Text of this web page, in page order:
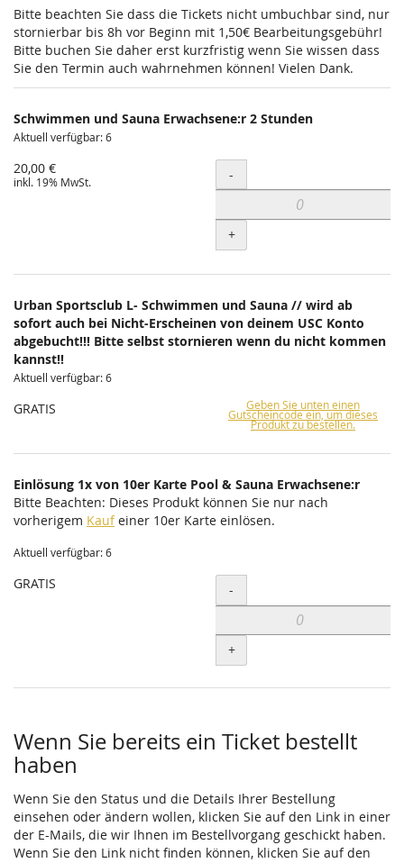
Bitte beachten Sie dass die Tickets nicht umbuchbar sind, nur
stornierbar bis 8h vor Beginn mit 1,50€ Bearbeitungsgebühr!
Bitte buchen Sie daher erst kurzfristig wenn Sie wissen dass
Sie den Termin auch wahrnehmen können! Vielen Dank.
Schwimmen und Sauna Erwachsene:r 2 Stunden
Aktuell verfügbar: 6
20,00 €
inkl. 19% MwSt. Menge
-
+
Urban Sportsclub L- Schwimmen und Sauna // wird ab
sofort auch bei Nicht-Erscheinen von deinem USC Konto
abgebucht!!! Bitte selbst stornieren wenn du nicht kommen
kannst!!
Aktuell verfügbar: 6
GRATIS Geben Sie unten einen
Gutscheincode ein, um dieses
Produkt zu bestellen.
Einlösung 1x von 10er Karte Pool & Sauna Erwachsene:r
Bitte Beachten: Dieses Produkt können Sie nur nach
vorherigem Kaufeiner 10er Karte einlösen.
Aktuell verfügbar: 6
GRATIS Menge
-
+
Wenn Sie bereits ein Ticket bestellt
haben
Wenn Sie den Status und die Details Ihrer Bestellung
einsehen oder ändern wollen, klicken Sie auf den Link in einer
der E-Mails, die wir Ihnen im Bestellvorgang geschickt haben.
Wenn Sie den Link nicht finden können, klicken Sie auf den